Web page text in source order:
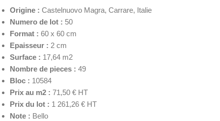
Origine : Castelnuovo Magra, Carrare, Italie
Numero de lot : 50
Format : 60 x 60 cm
Epaisseur : 2 cm
Surface : 17,64 m2
Nombre de pieces : 49
Bloc : 10584
Prix au m2 : 71,50 € HT
Prix du lot : 1 261,26 € HT
Note : Bello